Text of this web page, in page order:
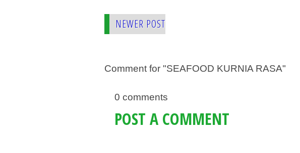
NEWER POST
Comment for "SEAFOOD KURNIA RASA"
0 comments
POST A COMMENT